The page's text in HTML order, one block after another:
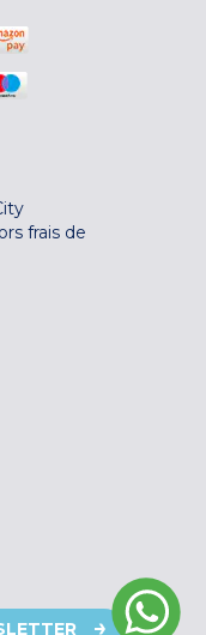
frais de